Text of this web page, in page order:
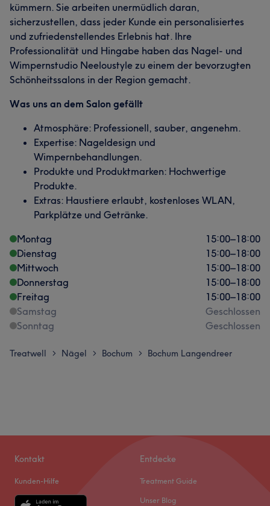
kümmern. Sie arbeiten unermüdlich daran,
sicherzustellen, dass jeder Kunde ein personalisiertes
und zufriedenstellendes Erlebnis hat. Ihre
Professionalität und Hingabe haben das Nagel- und
Wimpernstudio Neeloustyle zu einem der bevorzugten
Schönheitssalons in der Region gemacht.
Was uns an dem Salon gefällt
Atmosphäre: Professionell, sauber, angenehm.
Expertise: Nageldesign und
Wimpernbehandlungen.
Produkte und Produktmarken: Hochwertige
Produkte.
Extras: Haustiere erlaubt, kostenloses WLAN,
Parkplätze und Getränke.
Montag
15:00–18:00
Dienstag
15:00–18:00
Mittwoch
15:00–18:00
Donnerstag
15:00–18:00
Freitag
15:00–18:00
Samstag
Geschlossen
Sonntag
Geschlossen
Treatwell > Nägel > Bochum > Bochum Langendreer
Kontakt
Kunden-Hilfe
Entdecke
Treatment Guide
Unser Blog